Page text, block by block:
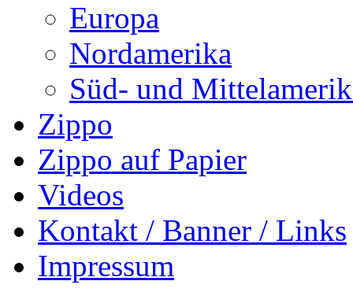
Europa
Nordamerika
Süd- und
Zippo
Zippo auf Papier
Videos
Kontakt / Banner / Links
Impressum